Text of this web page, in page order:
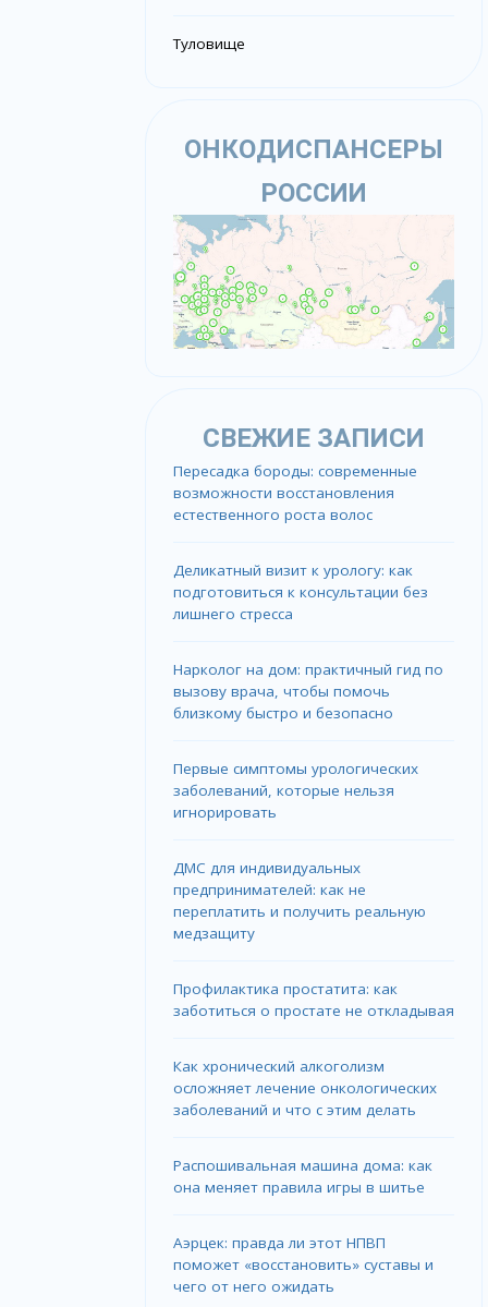
Туловище
ОНКОДИСПАНСЕРЫ
РОССИИ
СВЕЖИЕ ЗАПИСИ
Пересадка бороды: современные
возможности восстановления
естественного роста волос
Деликатный визит к урологу: как
подготовиться к консультации без
лишнего стресса
Нарколог на дом: практичный гид по
вызову врача, чтобы помочь
близкому быстро и безопасно
Первые симптомы урологических
заболеваний, которые нельзя
игнорировать
ДМС для индивидуальных
предпринимателей: как не
переплатить и получить реальную
медзащиту
Профилактика простатита: как
заботиться о простате не откладывая
Как хронический алкоголизм
осложняет лечение онкологических
заболеваний и что с этим делать
Распошивальная машина дома: как
она меняет правила игры в шитье
Аэрцек: правда ли этот НПВП
поможет «восстановить» суставы и
чего от него ожидать